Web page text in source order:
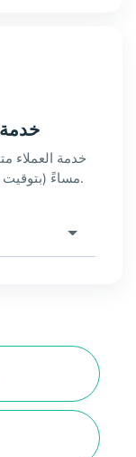
خدمة
مساءً (بتوقيت شرق الولايات المتحدة) عبر المكالمات.